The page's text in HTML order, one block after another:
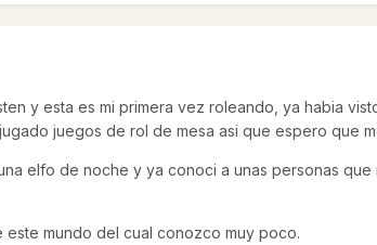
y esta es mi primera vez roleando, ya habia
juegos de rol de mesa asi que espero que
elfo de noche y ya conoci a unas personas
mundo del cual conozco muy poco.